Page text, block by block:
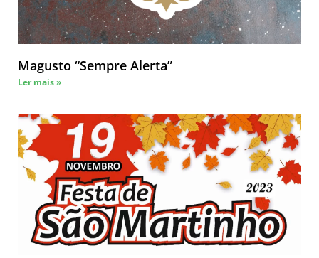
Magusto “Sempre Alerta”
Ler mais »